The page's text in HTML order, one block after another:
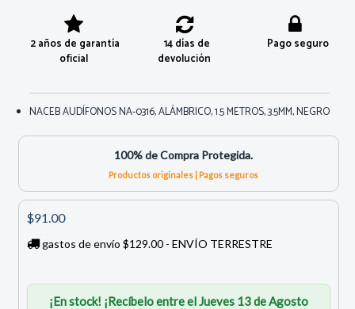
2 años de garantía
oficial
14 días de
devolución
Pago seguro
NACEB AUDÍFONOS NA-0316, ALÁMBRICO, 1.5 METROS, 3.5MM, NEGRO
100% de Compra Protegida.
Productos originales | Pagos seguros
$91.00
gastos de envío $129.00 - ENVÍO TERRESTRE
¡En stock! ¡Recíbelo entre el Jueves 13 de Agosto